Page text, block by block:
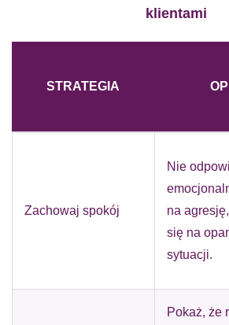
klientami
STRATEGIA
Zachowaj spokój
Nie
na
się na
sytuacji.
Pokaż, że